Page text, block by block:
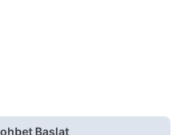
Başlat